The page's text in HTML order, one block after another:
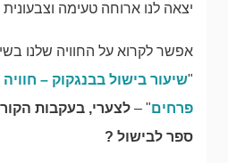
יצאה לנו ארוחה טעימה וצבעונית
אפשר לקרוא על החוויה שלנו
"שיעור בישול בבנגקוק –
פרחים" – לצערי, בעקבות
ספר לבישול ?